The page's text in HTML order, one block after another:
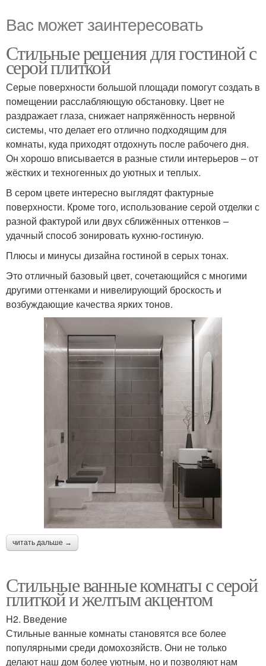
Вас может заинтересовать
Стильные решения для гостиной с
серой плиткой
Серые поверхности большой площади помогут создать в
помещении расслабляющую обстановку. Цвет не
раздражает глаза, снижает напряжённость нервной
системы, что делает его отлично подходящим для
комнаты, куда приходят отдохнуть после рабочего дня.
Он хорошо вписывается в разные стили интерьеров – от
жёстких и техногенных до уютных и теплых.
В сером цвете интересно выглядят фактурные
поверхности. Кроме того, использование серой отделки с
разной фактурой или двух сближённых оттенков –
удачный способ зонировать кухню-гостиную.
Плюсы и минусы дизайна гостиной в серых тонах.
Это отличный базовый цвет, сочетающийся с многими
другими оттенками и нивелирующий броскость и
возбуждающие качества ярких тонов.
читать дальше →
Стильные ванные комнаты с серой
плиткой и желтым акцентом
H2. Введение
Стильные ванные комнаты становятся все более
популярными среди домохозяйств. Они не только
делают наш дом более уютным, но и позволяют нам